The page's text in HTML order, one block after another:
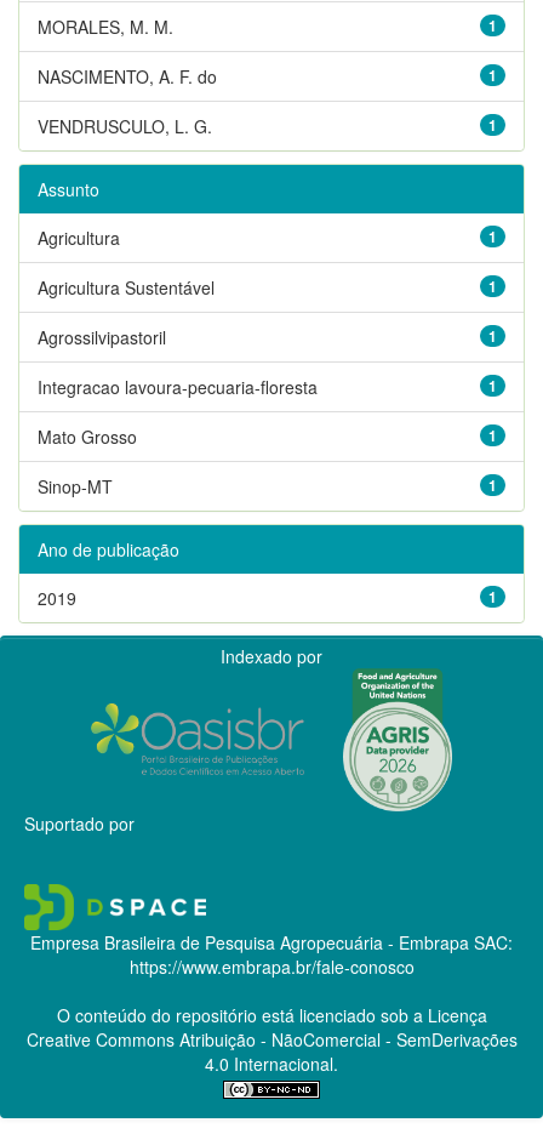
1
MORALES, M. M.
1
NASCIMENTO, A. F. do
1
VENDRUSCULO, L. G.
Assunto
1
Agricultura
1
Agricultura Sustentável
1
Agrossilvipastoril
1
Integracao lavoura-pecuaria-floresta
1
Mato Grosso
1
Sinop-MT
Ano de publicação
1
2019
Indexado por
Suportado por
Empresa Brasileira de Pesquisa Agropecuária - Embrapa SAC:
https://www.embrapa.br/fale-conosco
O conteúdo do repositório está licenciado sob a Licença
Creative CommonsAtribuição - NãoComercial - SemDerivações
4.0 Internacional.